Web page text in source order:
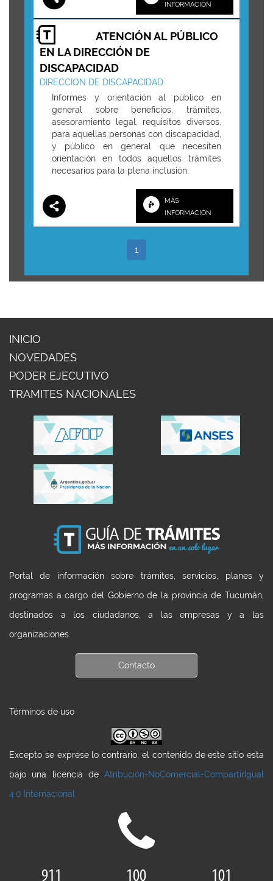
INFORMACIÓN
ATENCIÓN AL PÚBLICO
EN LA DIRECCIÓN DE
DISCAPACIDAD
DIRECCION DE DISCAPACIDAD
Informes y orientación al público en
general sobre beneficios, trámites,
asesoramiento legal, requisitos diversos,
para aquellas personas con discapacidad,
y público en general que necesiten
orientación en todos aquellos trámites
necesarios para la plena inclusión.
MÁS
INFORMACIÓN
1
INICIO
NOVEDADES
PODER EJECUTIVO
TRAMITES NACIONALES
Portal de información sobre trámites, servicios, planes y
programas a cargo del Gobierno de la provincia de Tucumán,
destinados a los ciudadanos, a las empresas y a las
organizaciones.
Contacto
Términos de uso
Excepto se exprese lo contrario, el contenido de este sitio esta
bajo una licencia de Atribución-NoComercial-CompartirIgual
4.0 Internacional
911 100 101